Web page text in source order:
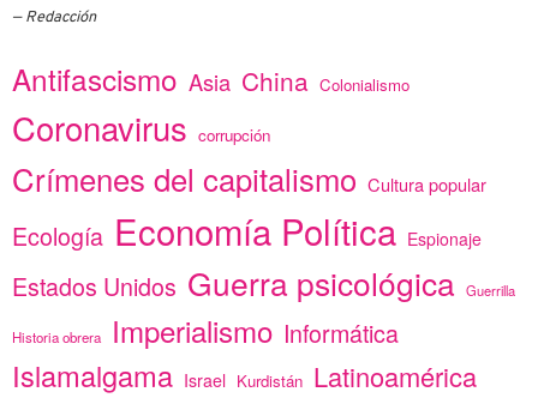
Redacción
Antifascismo Asia China Colonialismo
Coronavirus corrupción
Crímenes del capitalismo Cultura popular
Ecología Economía Política Espionaje
Estados Unidos Guerra psicológica Guerrilla
Historia obrera Imperialismo Informática
Islamalgama Israel Kurdistán Latinoamérica